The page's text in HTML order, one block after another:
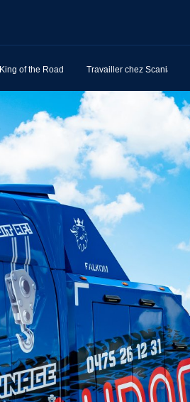
King of the Road Travailler chez Scania